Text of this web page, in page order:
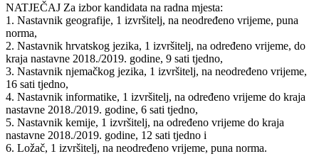
NATJEČAJ Za izbor kandidata na radna mjesta:
1. Nastavnik geografije, 1 izvršitelj, na neodređeno vrijeme, puna
norma,
2. Nastavnik hrvatskog jezika, 1 izvršitelj, na određeno vrijeme, do
kraja nastavne 2018./2019. godine, 9 sati tjedno,
3. Nastavnik njemačkog jezika, 1 izvršitelj, na neodređeno vrijeme,
16 sati tjedno,
4. Nastavnik informatike, 1 izvršitelj, na određeno vrijeme do kraja
nastavne 2018./2019. godine, 6 sati tjedno,
5. Nastavnik kemije, 1 izvršitelj, na određeno vrijeme do kraja
nastavne 2018./2019. godine, 12 sati tjedno i
6. Ložač, 1 izvršitelj, na neodređeno vrijeme, puna norma.